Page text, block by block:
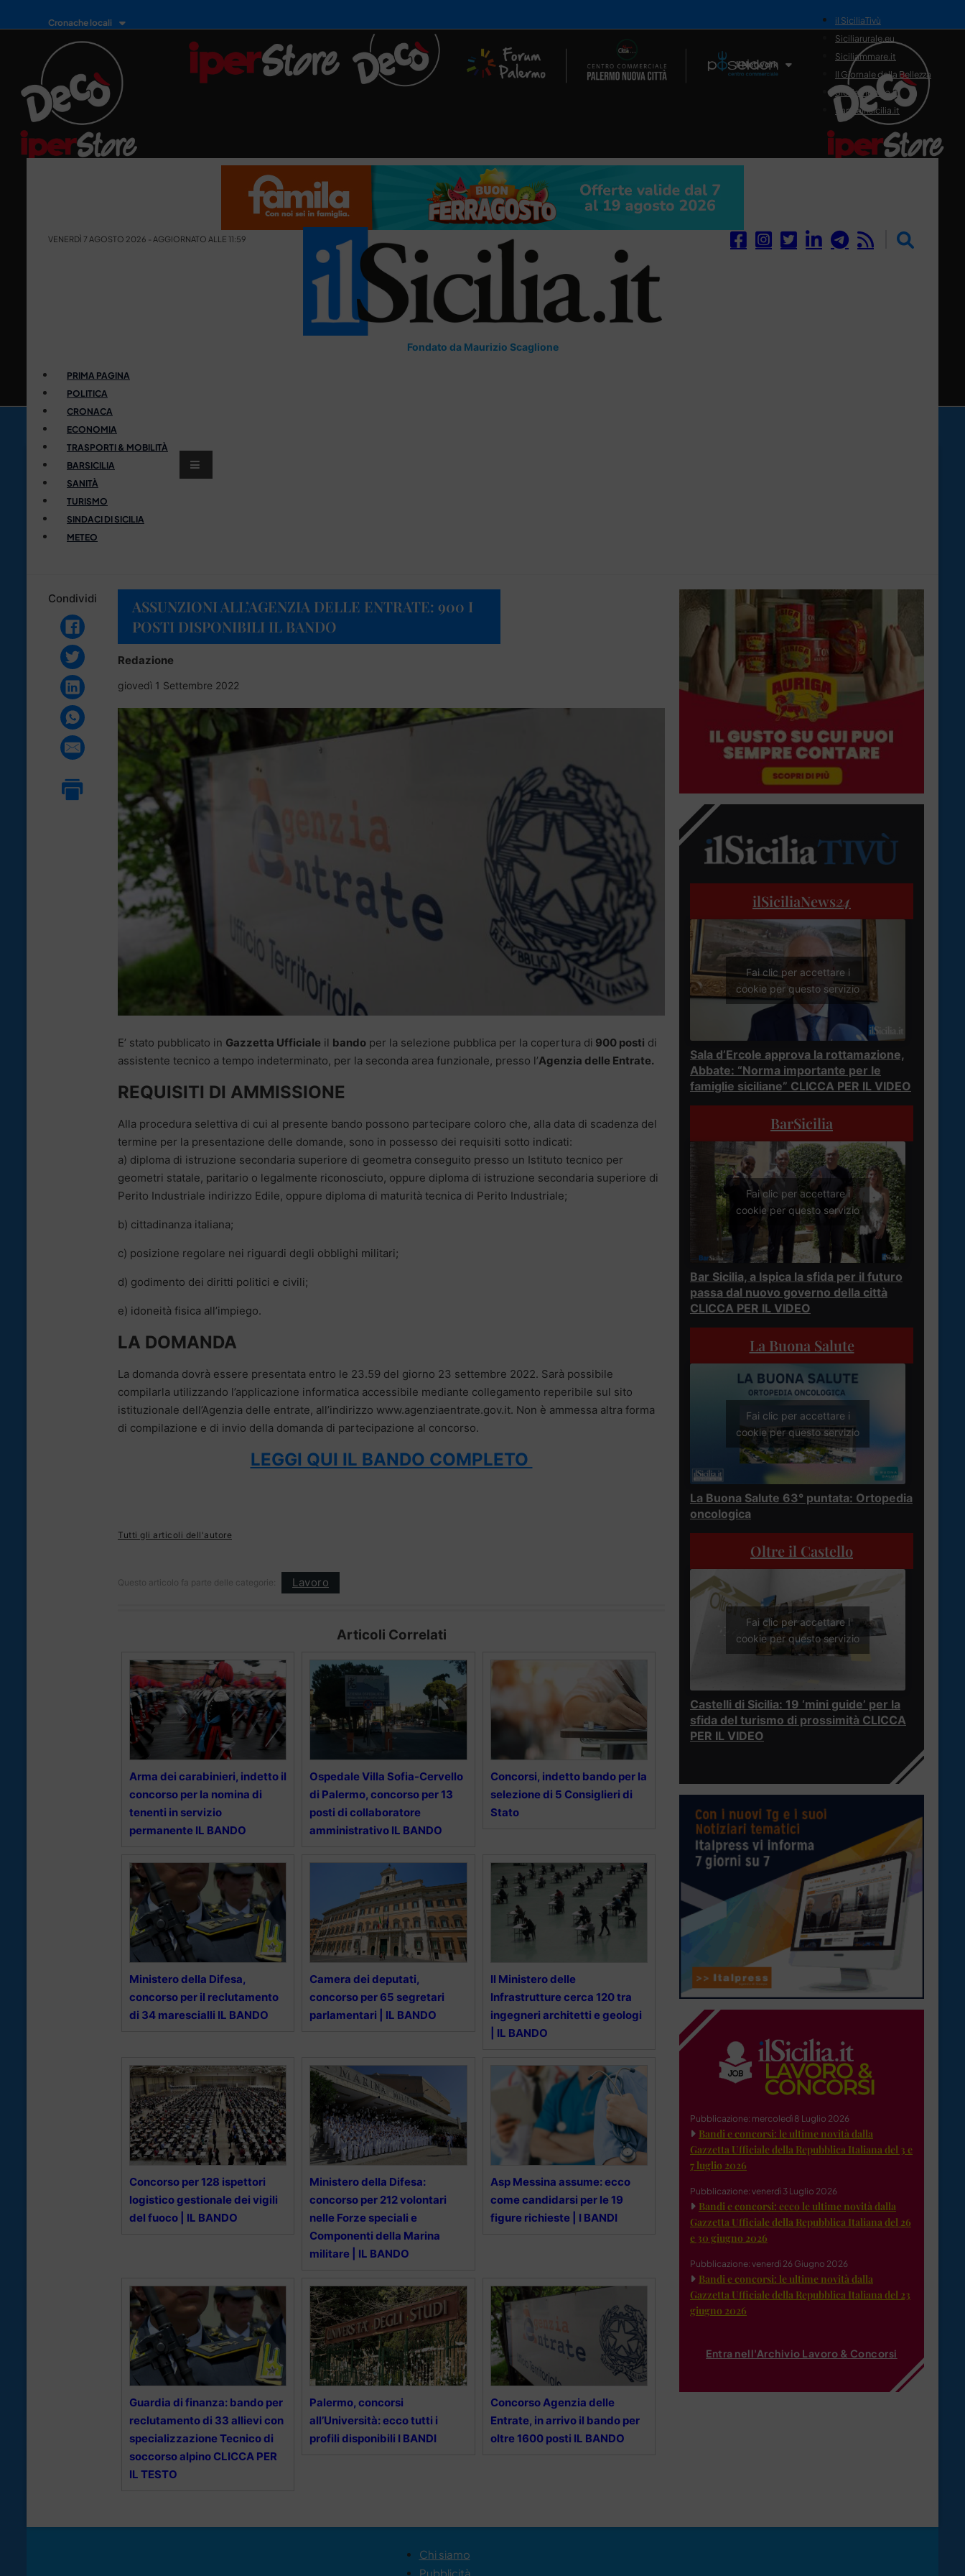
Cronache locali
Il Network
il SiciliaTivù
Siciliarurale.eu
Siciliammare.it
Il Giornale della Bellezza
Siciliamedica.it
Sanitainsicilia.it
VENERDÌ 7 AGOSTO 2026 - AGGIORNATO ALLE 11:59
Fondato da Maurizio Scaglione
PRIMA PAGINA
POLITICA
CRONACA
ECONOMIA
TRASPORTI & MOBILITÀ
BARSICILIA
SANITÀ
TURISMO
SINDACI DI SICILIA
METEO
Condividi
ASSUNZIONI ALL’AGENZIA DELLE ENTRATE: 900 I
POSTI DISPONIBILI IL BANDO
Redazione
giovedì 1 Settembre 2022
E’ stato pubblicato in Gazzetta Ufficiale il bando per la selezione pubblica per la copertura di 900 posti di
assistente tecnico a tempo indeterminato, per la seconda area funzionale, presso l’Agenzia delle Entrate.
REQUISITI DI AMMISSIONE
Alla procedura selettiva di cui al presente bando possono partecipare coloro che, alla data di scadenza del
termine per la presentazione delle domande, sono in possesso dei requisiti sotto indicati:
a) diploma di istruzione secondaria superiore di geometra conseguito presso un Istituto tecnico per
geometri statale, paritario o legalmente riconosciuto, oppure diploma di istruzione secondaria superiore di
Perito Industriale indirizzo Edile, oppure diploma di maturità tecnica di Perito Industriale;
b) cittadinanza italiana;
c) posizione regolare nei riguardi degli obblighi militari;
d) godimento dei diritti politici e civili;
e) idoneità fisica all’impiego.
LA DOMANDA
La domanda dovrà essere presentata entro le 23.59 del giorno 23 settembre 2022. Sarà possibile
compilarla utilizzando l’applicazione informatica accessibile mediante collegamento reperibile sul sito
istituzionale dell’Agenzia delle entrate, all’indirizzo www.agenziaentrate.gov.it. Non è ammessa altra forma
di compilazione e di invio della domanda di partecipazione al concorso.
LEGGI QUI IL BANDO COMPLETO
Tutti gli articoli dell'autore
Questo articolo fa parte delle categorie: Lavoro
Articoli Correlati
Arma dei carabinieri, indetto il
concorso per la nomina di
tenenti in servizio
permanente IL BANDO
Ospedale Villa Sofia-Cervello
di Palermo, concorso per 13
posti di collaboratore
amministrativo IL BANDO
Concorsi, indetto bando per la
selezione di 5 Consiglieri di
Stato
Ministero della Difesa,
concorso per il reclutamento
di 34 marescialli IL BANDO
Camera dei deputati,
concorso per 65 segretari
parlamentari | IL BANDO
Il Ministero delle
Infrastrutture cerca 120 tra
ingegneri architetti e geologi
| IL BANDO
Concorso per 128 ispettori
logistico gestionale dei vigili
del fuoco | IL BANDO
Ministero della Difesa:
concorso per 212 volontari
nelle Forze speciali e
Componenti della Marina
militare | IL BANDO
Asp Messina assume: ecco
come candidarsi per le 19
figure richieste | I BANDI
Guardia di finanza: bando per
reclutamento di 33 allievi con
specializzazione Tecnico di
soccorso alpino CLICCA PER
IL TESTO
Palermo, concorsi
all’Università: ecco tutti i
profili disponibili I BANDI
Concorso Agenzia delle
Entrate, in arrivo il bando per
oltre 1600 posti IL BANDO
ilSiciliaNews24
Fai clic per accettare i
cookie per questo servizio
Sala d’Ercole approva la rottamazione,
Abbate: “Norma importante per le
famiglie siciliane” CLICCA PER IL VIDEO
BarSicilia
Fai clic per accettare i
cookie per questo servizio
Bar Sicilia, a Ispica la sfida per il futuro
passa dal nuovo governo della città
CLICCA PER IL VIDEO
La Buona Salute
Fai clic per accettare i
cookie per questo servizio
La Buona Salute 63° puntata: Ortopedia
oncologica
Oltre il Castello
Fai clic per accettare i
cookie per questo servizio
Castelli di Sicilia: 19 ‘mini guide’ per la
sfida del turismo di prossimità CLICCA
PER IL VIDEO
Pubblicazione: mercoledì 8 Luglio 2026
Bandi e concorsi: le ultime novità dalla
Gazzetta Ufficiale della Repubblica Italiana del 3 e
7 luglio 2026
Pubblicazione: venerdì 3 Luglio 2026
Bandi e concorsi: ecco le ultime novità dalla
Gazzetta Ufficiale della Repubblica Italiana del 26
e 30 giugno 2026
Pubblicazione: venerdì 26 Giugno 2026
Bandi e concorsi: le ultime novità dalla
Gazzetta Ufficiale della Repubblica Italiana del 23
giugno 2026
Entra nell'Archivio Lavoro & Concorsi
Chi siamo
Pubblicità